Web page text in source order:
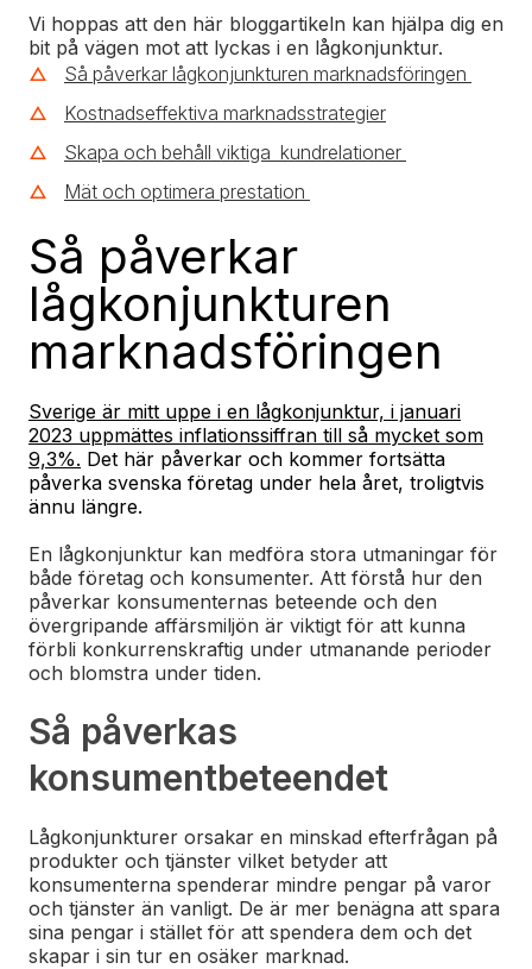
Vi hoppas att den här bloggartikeln kan hjälpa dig en
bit på vägen mot att lyckas i en lågkonjunktur.
Så påverkar lågkonjunkturen marknadsföringen
Kostnadseffektiva marknadsstrategier
Skapa och behåll viktiga kundrelationer
Mät och optimera prestation
Så påverkar
lågkonjunkturen
marknadsföringen
Sverige är mitt uppe i en lågkonjunktur, i januari
2023 uppmättes inflationssiffran till så mycket som
9,3%. Det här påverkar och kommer fortsätta
påverka svenska företag under hela året, troligtvis
ännu längre.
En lågkonjunktur kan medföra stora utmaningar för
både företag och konsumenter. Att förstå hur den
påverkar konsumenternas beteende och den
övergripande affärsmiljön är viktigt för att kunna
förbli konkurrenskraftig under utmanande perioder
och blomstra under tiden.
Så påverkas
konsumentbeteendet
Lågkonjunkturer orsakar en minskad efterfrågan på
produkter och tjänster vilket betyder att
konsumenterna spenderar mindre pengar på varor
och tjänster än vanligt. De är mer benägna att spara
sina pengar i stället för att spendera dem och det
skapar i sin tur en osäker marknad.